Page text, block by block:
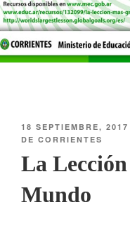
18 SEPTIEMBRE, 2017
DE CORRIENTES
La
Mundo